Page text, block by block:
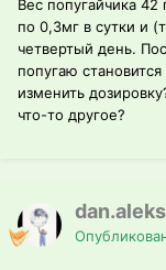
Вес попугайчика
по 0,3мг в сутки и
четвертый день.
попугаю
изменить
что-то другое?